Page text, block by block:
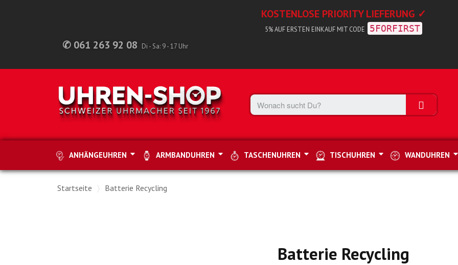
KOSTENLOSE PRIORITY LIEFERUNG ✓
5% AUF ERSTEN EINKAUF MIT CODE 5FORFIRST
✆ 061 263 92 08 Di - Sa: 9 - 17 Uhr
ANHÄNGEUHREN ARMBANDUHREN TASCHENUHREN TISCHUHREN WANDUHREN
Startseite Batterie Recycling
Batterie Recycling